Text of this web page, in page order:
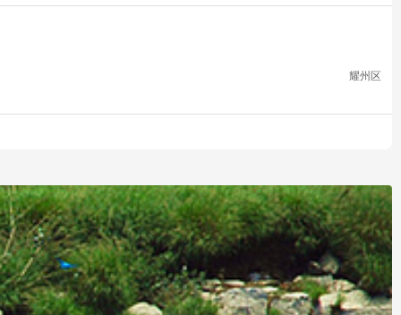
耀州区